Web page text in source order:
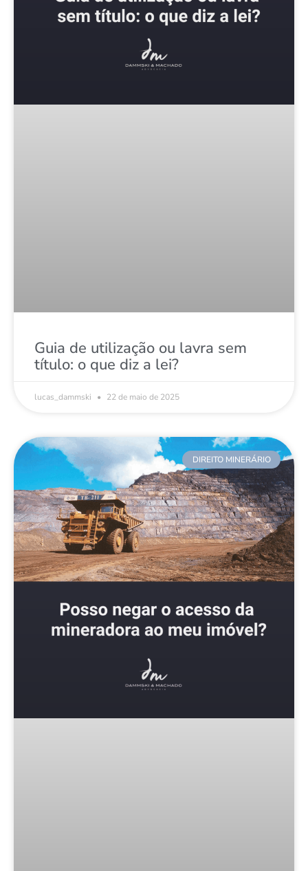
Guia de utilização ou lavra sem
título: o que diz a lei?
lucas_dammski 22 de maio de 2025
DIREITO MINERÁRIO